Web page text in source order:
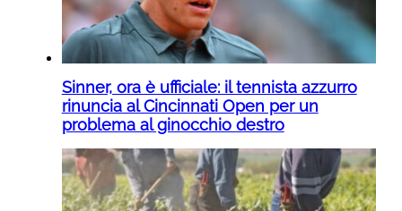
Sinner, ora è ufficiale: il tennista azzurro
rinuncia al Cincinnati Open per un
problema al ginocchio destro